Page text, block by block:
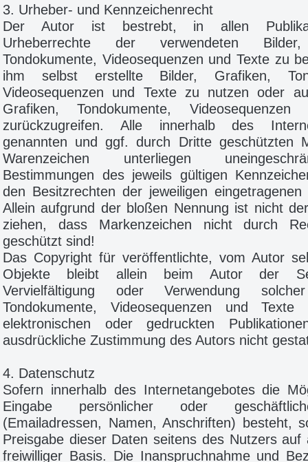
3. Urheber- und Kennzeichenrecht
Der Autor ist bestrebt, in allen
Urheberrechte der verwendeten
Tondokumente, Videosequenzen und Texte zu
ihm selbst erstellte Bilder, Grafiken,
Videosequenzen und Texte zu nutzen oder
Grafiken, Tondokumente,
zurückzugreifen. Alle innerhalb des
genannten und ggf. durch Dritte geschützten
Warenzeichen unterliegen
Bestimmungen des jeweils gültigen
den Besitzrechten der jeweiligen eingetragenen
Allein aufgrund der bloßen Nennung ist nicht
ziehen, dass Markenzeichen nicht durch
geschützt sind!
Das Copyright für veröffentlichte, vom Autor
Objekte bleibt allein beim Autor der
Vervielfältigung oder Verwendung
Tondokumente, Videosequenzen und
elektronischen oder gedruckten
ausdrückliche Zustimmung des Autors nicht
4. Datenschutz
Sofern innerhalb des Internetangebotes die
Eingabe persönlicher oder
(Emailadressen, Namen, Anschriften) besteht,
Preisgabe dieser Daten seitens des Nutzers auf
freiwilliger Basis. Die Inanspruchnahme und